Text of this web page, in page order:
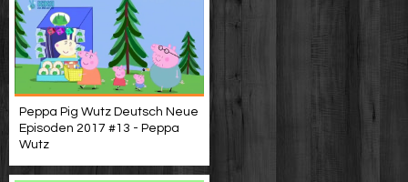
Peppa Pig Wutz Deutsch Neue
Episoden 2017 #13 - Peppa
Wutz